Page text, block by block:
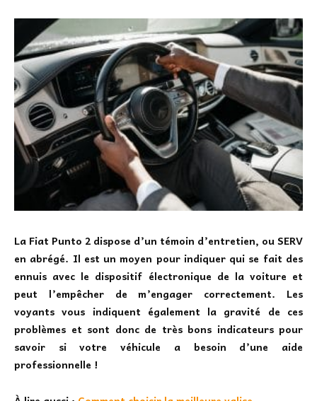
La Fiat Punto 2 dispose d’un témoin d’entretien, ou SERV
en abrégé. Il est un moyen pour indiquer qui se fait des
ennuis avec le dispositif électronique de la voiture et
peut l’empêcher de m’engager correctement. Les
voyants vous indiquent également la gravité de ces
problèmes et sont donc de très bons indicateurs pour
savoir si votre véhicule a besoin d’une aide
professionnelle !